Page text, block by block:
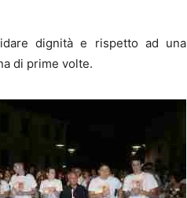
dignità e rispetto ad una
di prime volte.